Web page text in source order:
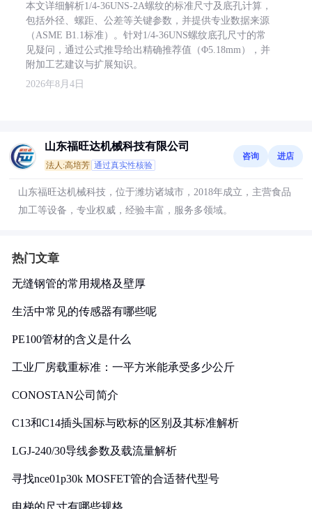
本文详细解析1/4-36UNS-2A螺纹的标准尺寸及底孔计算，
包括外径、螺距、公差等关键参数，并提供专业数据来源
（ASME B1.1标准）。针对1/4-36UNS螺纹底孔尺寸的常
见疑问，通过公式推导给出精确推荐值（Φ5.18mm），并
附加工艺建议与扩展知识。
2026年8月4日
山东福旺达机械科技有限公司
法人:高培芳 通过真实性核验
咨询 进店
山东福旺达机械科技，位于潍坊诸城市，2018年成立，主营食品
加工等设备，专业权威，经验丰富，服务多领域。
热门文章
无缝钢管的常用规格及壁厚
生活中常见的传感器有哪些呢
PE100管材的含义是什么
工业厂房载重标准：一平方米能承受多少公斤
CONOSTAN公司简介
C13和C14插头国标与欧标的区别及其标准解析
LGJ-240/30导线参数及载流量解析
寻找nce01p30k MOSFET管的合适替代型号
电梯的尺寸有哪些规格